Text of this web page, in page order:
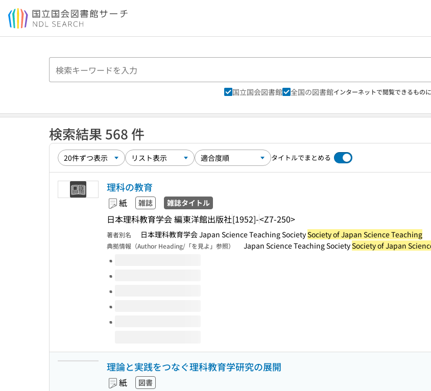
本文へ移動
国立国会図書館 全国の図書館インターネットで閲覧できるもの
検索結果 568 件
タイトルでまとめる
理科の教育
紙 雑誌 雑誌タイトル
日本理科教育学会 編東洋館出版社[1952]-<Z7-250>
著者別名 日本理科教育学会 Japan Science Teaching SocietySociety of Japan Science Teaching
典拠情報（Author Heading/「を見よ」参照） Japan Science Teaching SocietySociety of Japan
このタイトルの巻号
理論と実践をつなぐ理科教育学研究の展開
紙 図書